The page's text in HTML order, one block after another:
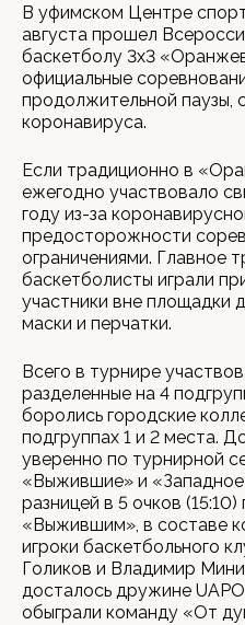
В уфимском Центре
августа прошел
баскетболу 3x3
официальные
продолжительной паузы,
коронавируса.
Если традиционно в
ежегодно участвовало
году из-за
предосторожности
ограничениями. Главное
баскетболисты играли
участники вне площадки
маски и перчатки.
Всего в турнире
разделенные на 4
боролись городские
подгруппах 1 и 2 места.
уверенно по турнирной
«Выжившие» и
разницей в 5 очков
«Выжившим», в составе
игроки баскетбольного
Голиков и Владимир
досталось дружине
обыграли команду «От